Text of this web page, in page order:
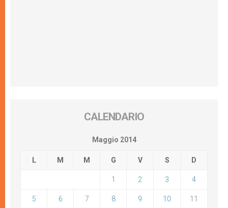
CALENDARIO
Maggio 2014
L M M G V S D
1 2 3 4
5 6 7 8 9 10 11